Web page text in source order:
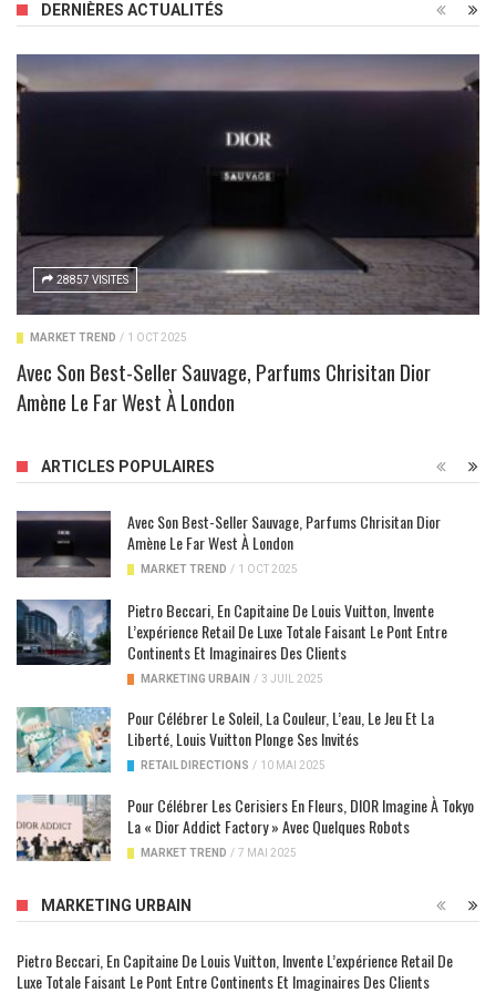
DERNIÈRES ACTUALITÉS
28857 VISITES
MARKET TREND / 1 OCT 2025
Avec Son Best-Seller Sauvage, Parfums Chrisitan Dior
Amène Le Far West À London
ARTICLES POPULAIRES
Avec Son Best-Seller Sauvage, Parfums Chrisitan Dior
Amène Le Far West À London
MARKET TREND / 1 OCT 2025
Pietro Beccari, En Capitaine De Louis Vuitton, Invente
L’expérience Retail De Luxe Totale Faisant Le Pont Entre
Continents Et Imaginaires Des Clients
MARKETING URBAIN / 3 JUIL 2025
Pour Célébrer Le Soleil, La Couleur, L’eau, Le Jeu Et La
Liberté, Louis Vuitton Plonge Ses Invités
RETAIL DIRECTIONS / 10 MAI 2025
Pour Célébrer Les Cerisiers En Fleurs, DIOR Imagine À Tokyo
La « Dior Addict Factory » Avec Quelques Robots
MARKET TREND / 7 MAI 2025
MARKETING URBAIN
Pietro Beccari, En Capitaine De Louis Vuitton, Invente L’expérience Retail De
Luxe Totale Faisant Le Pont Entre Continents Et Imaginaires Des Clients